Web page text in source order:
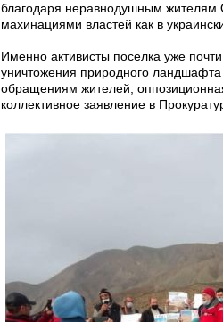
благодаря неравнодушным жителям
махинациями властей как в
Именно активисты поселка уже
уничтожения природного
обращениям жителей,
коллективное заявление в